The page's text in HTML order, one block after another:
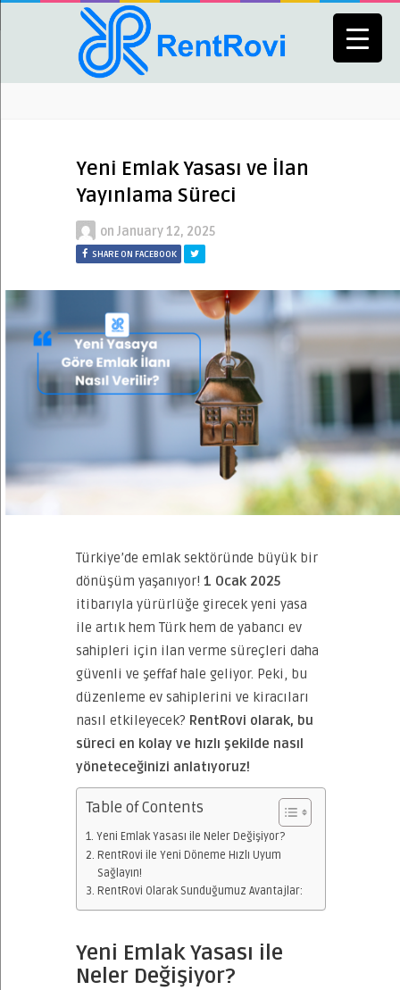
Yeni Emlak Yasası ve İlan
Yayınlama Süreci
on January 12, 2025
SHARE ON FACEBOOK
Türkiye’de emlak sektöründe büyük bir
dönüşüm yaşanıyor! 1 Ocak 2025
itibarıyla yürürlüğe girecek yeni yasa
ile artık hem Türk hem de yabancı ev
sahipleri için ilan verme süreçleri daha
güvenli ve şeffaf hale geliyor. Peki, bu
düzenleme ev sahiplerini ve kiracıları
nasıl etkileyecek? RentRovi olarak, bu
süreci en kolay ve hızlı şekilde nasıl
yöneteceğinizi anlatıyoruz!
Table of Contents
Yeni Emlak Yasası ile Neler Değişiyor?
RentRovi ile Yeni Döneme Hızlı Uyum
Sağlayın!
RentRovi Olarak Sunduğumuz Avantajlar:
Yeni Emlak Yasası ile
Neler Değişiyor?